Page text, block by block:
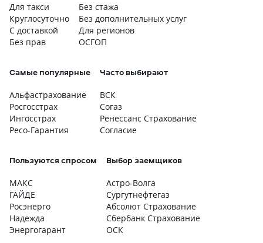
Для такси
Круглосуточно
С доставкой
Без прав
Без стажа
Без дополнительных услуг
Для регионов
ОСГОП
Самые популярные
Альфастрахование
Росгосстрах
Ингосстрах
Ресо-Гарантия
Часто выбирают
ВСК
Согаз
Ренессанс Страхование
Согласие
Пользуются спросом
МАКС
ГАЙДЕ
Росэнерго
Надежда
Энергогарант
Выбор заемщиков
Астро-Волга
Сургутнефтегаз
Абсолют Страхование
Сбербанк Страхование
ОСК